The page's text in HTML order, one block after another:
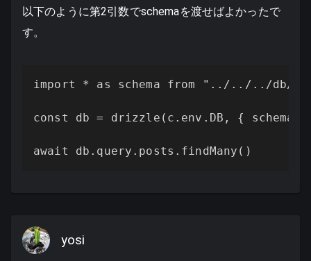
以下のように第2引数でschemaを渡せばよかったで
す。
import * as schema from "../../../db/
const db = drizzle(c.env.DB, { schema
await db.query.posts.findMany()
yosi